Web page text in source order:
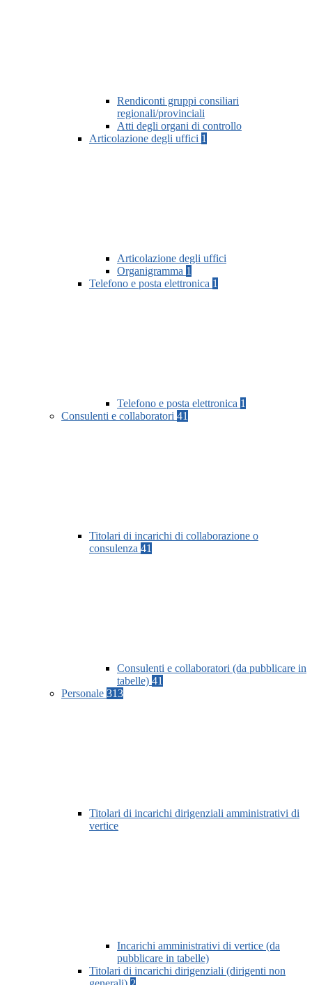
Rendiconti gruppi consiliari
regionali/provinciali
Atti degli organi di controllo
Articolazione degli uffici 1
Articolazione degli uffici
Organigramma 1
Telefono e posta elettronica 1
Telefono e posta elettronica 1
Consulenti e collaboratori 41
Titolari di incarichi di collaborazione o
consulenza 41
Consulenti e collaboratori (da pubblicare in
tabelle) 41
Personale 313
Titolari di incarichi dirigenziali amministrativi di
vertice
Incarichi amministrativi di vertice (da
pubblicare in tabelle)
Titolari di incarichi dirigenziali (dirigenti non